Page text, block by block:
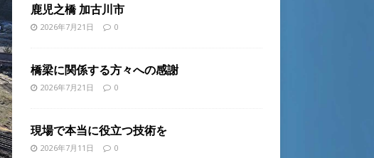
鹿児之橋 加古川市
2026年7月21日 0
橋梁に関係する方々への感謝
2026年7月21日 0
現場で本当に役立つ技術を
2026年7月11日 0